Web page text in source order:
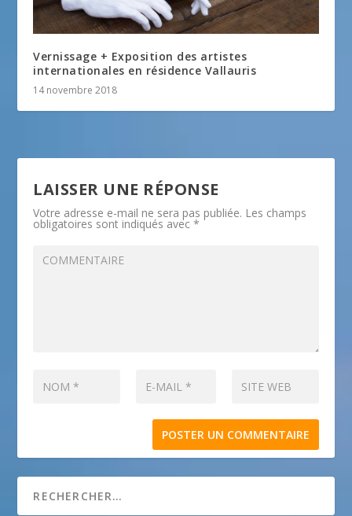
Vernissage + Exposition des artistes
internationales en résidence Vallauris
14 novembre 2018
LAISSER UNE RÉPONSE
Votre adresse e-mail ne sera pas publiée. Les champs
obligatoires sont indiqués avec*